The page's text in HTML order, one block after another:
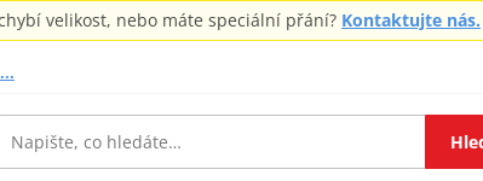
velikost, nebo máte speciální přání? Kontaktujte nás.